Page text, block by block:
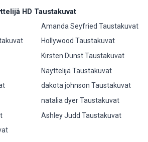
HD Taustakuvat
Amanda Seyfried Taustakuvat
Hollywood Taustakuvat
Kirsten Dunst Taustakuvat
Näyttelijä Taustakuvat
dakota johnson Taustakuvat
natalia dyer Taustakuvat
Ashley Judd Taustakuvat